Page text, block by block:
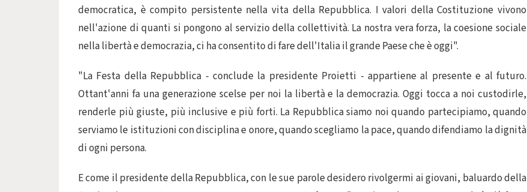
democratica, è compito persistente nella vita della Repubblica. I valori della Costituzione vivono
nell'azione di quanti si pongono al servizio della collettività. La nostra vera forza, la coesione sociale
nella libertà e democrazia, ci ha consentito di fare dell'Italia il grande Paese che è oggi".
"La Festa della Repubblica - conclude la presidente Proietti - appartiene al presente e al futuro.
Ottant'anni fa una generazione scelse per noi la libertà e la democrazia. Oggi tocca a noi custodirle,
renderle più giuste, più inclusive e più forti. La Repubblica siamo noi quando partecipiamo, quando
serviamo le istituzioni con disciplina e onore, quando scegliamo la pace, quando difendiamo la dignità
di ogni persona.
E come il presidente della Repubblica, con le sue parole desidero rivolgermi ai giovani, baluardo della